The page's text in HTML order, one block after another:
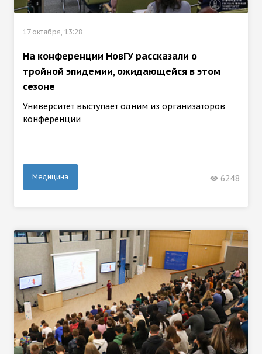
17 октября, 13:28
На конференции НовГУ рассказали о
тройной эпидемии, ожидающейся в этом
сезоне
Университет выступает одним из организаторов
конференции
Медицина 6248